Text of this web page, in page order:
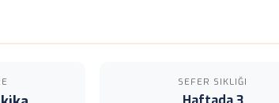
SEFER SIKLIĞI